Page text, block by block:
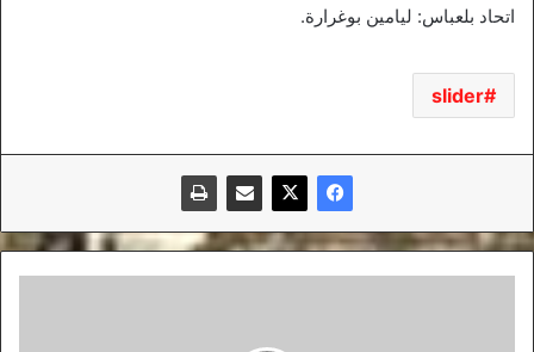
اتحاد بلعباس: ليامين بوغرارة.
slider